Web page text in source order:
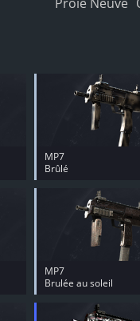
MP7
Brûlé
MP7
Brulée au soleil